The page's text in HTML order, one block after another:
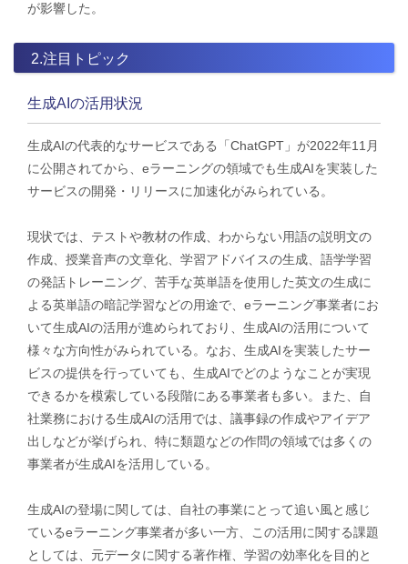
が影響した。
2.注目トピック
生成AIの活用状況
生成AIの代表的なサービスである「ChatGPT」が2022年11月
に公開されてから、eラーニングの領域でも生成AIを実装した
サービスの開発・リリースに加速化がみられている。
現状では、テストや教材の作成、わからない用語の説明文の
作成、授業音声の文章化、学習アドバイスの生成、語学学習
の発話トレーニング、苦手な英単語を使用した英文の生成に
よる英単語の暗記学習などの用途で、eラーニング事業者にお
いて生成AIの活用が進められており、生成AIの活用について
様々な方向性がみられている。なお、生成AIを実装したサー
ビスの提供を行っていても、生成AIでどのようなことが実現
できるかを模索している段階にある事業者も多い。また、自
社業務における生成AIの活用では、議事録の作成やアイデア
出しなどが挙げられ、特に類題などの作問の領域では多くの
事業者が生成AIを活用している。
​生成AIの登場に関しては、自社の事業にとって追い風と感じ
ているeラーニング事業者が多い一方、この活用に関する課題
としては、元データに関する著作権、学習の効率化を目的と